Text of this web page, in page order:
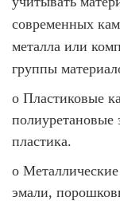
современных
металла или
группы
o Пластиковые
полиуретановые
пластика.
o
эмали,